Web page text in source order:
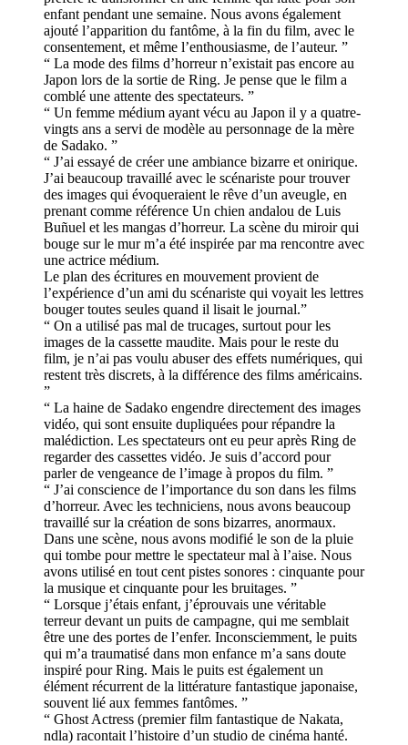
enfant pendant une semaine. Nous avons également
ajouté l’apparition du fantôme, à la fin du film, avec le
consentement, et même l’enthousiasme, de l’auteur. ”
“ La mode des films d’horreur n’existait pas encore au
Japon lors de la sortie de Ring. Je pense que le film a
comblé une attente des spectateurs. ”
“ Un femme médium ayant vécu au Japon il y a quatre-
vingts ans a servi de modèle au personnage de la mère
de Sadako. ”
“ J’ai essayé de créer une ambiance bizarre et onirique.
J’ai beaucoup travaillé avec le scénariste pour trouver
des images qui évoqueraient le rêve d’un aveugle, en
prenant comme référence Un chien andalou de Luis
Buñuel et les mangas d’horreur. La scène du miroir qui
bouge sur le mur m’a été inspirée par ma rencontre avec
une actrice médium.
Le plan des écritures en mouvement provient de
l’expérience d’un ami du scénariste qui voyait les lettres
bouger toutes seules quand il lisait le journal.”
“ On a utilisé pas mal de trucages, surtout pour les
images de la cassette maudite. Mais pour le reste du
film, je n’ai pas voulu abuser des effets numériques, qui
restent très discrets, à la différence des films américains.
”
“ La haine de Sadako engendre directement des images
vidéo, qui sont ensuite dupliquées pour répandre la
malédiction. Les spectateurs ont eu peur après Ring de
regarder des cassettes vidéo. Je suis d’accord pour
parler de vengeance de l’image à propos du film. ”
“ J’ai conscience de l’importance du son dans les films
d’horreur. Avec les techniciens, nous avons beaucoup
travaillé sur la création de sons bizarres, anormaux.
Dans une scène, nous avons modifié le son de la pluie
qui tombe pour mettre le spectateur mal à l’aise. Nous
avons utilisé en tout cent pistes sonores : cinquante pour
la musique et cinquante pour les bruitages. ”
“ Lorsque j’étais enfant, j’éprouvais une véritable
terreur devant un puits de campagne, qui me semblait
être une des portes de l’enfer. Inconsciemment, le puits
qui m’a traumatisé dans mon enfance m’a sans doute
inspiré pour Ring. Mais le puits est également un
élément récurrent de la littérature fantastique japonaise,
souvent lié aux femmes fantômes. ”
“ Ghost Actress (premier film fantastique de Nakata,
ndla) racontait l’histoire d’un studio de cinéma hanté.